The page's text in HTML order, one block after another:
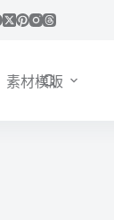
素材模版